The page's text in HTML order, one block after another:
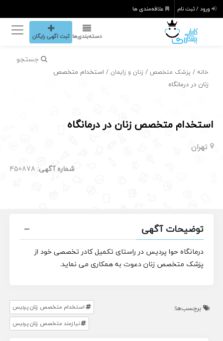
ورود / ثبت نام علاقه‌مندی ها
دسته‌بندی‌ها ثبت اگهی رایگان
جستجو
خانه / پزشک متخصص / زنان و زایمان / استخدام متخصص
زنان در درمانگاه
استخدام متخصص زنان در درمانگاه
تهران
شماره آگهی: 450878
توضیحات آگهی
درمانگاه حوا پردیس در راستای تکمیل کادر تخصصی خود از
پزشک متخصص زنان دعوت به همکاری می نماید.
برچسب‌ها:
استخدام متخصص زنان پردیس
نیازمند متخصص زنان پردیس